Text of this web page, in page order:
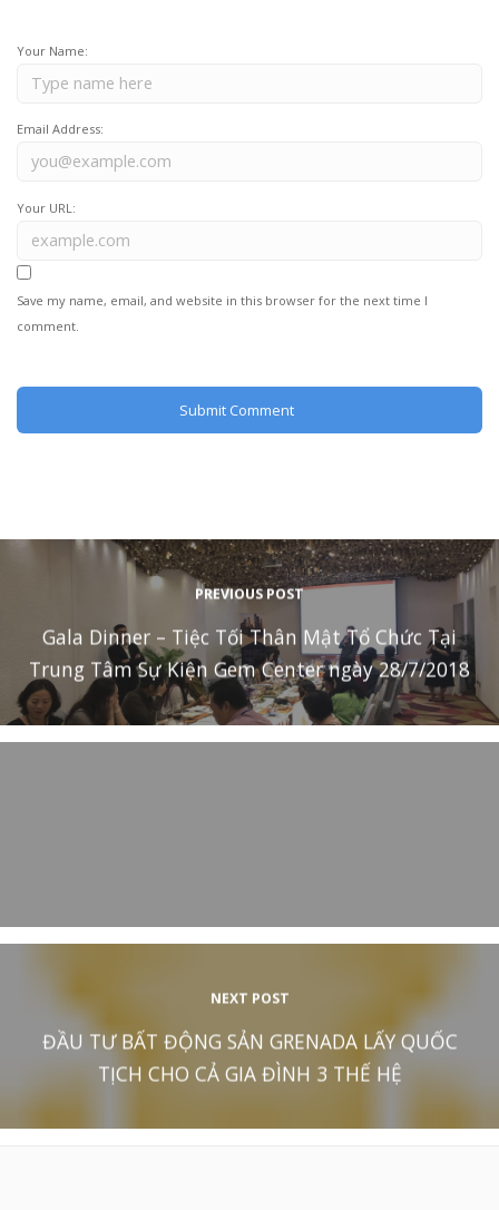
Your Name:
Email Address:
Your URL:
Save my name, email, and website in this browser for the next time I
comment.
PREVIOUS POST
Gala Dinner – Tiệc Tối Thân Mật Tổ Chức Tại
Trung Tâm Sự Kiện Gem Center ngày 28/7/2018
NEXT POST
ĐẦU TƯ BẤT ĐỘNG SẢN GRENADA LẤY QUỐC
TỊCH CHO CẢ GIA ĐÌNH 3 THẾ HỆ